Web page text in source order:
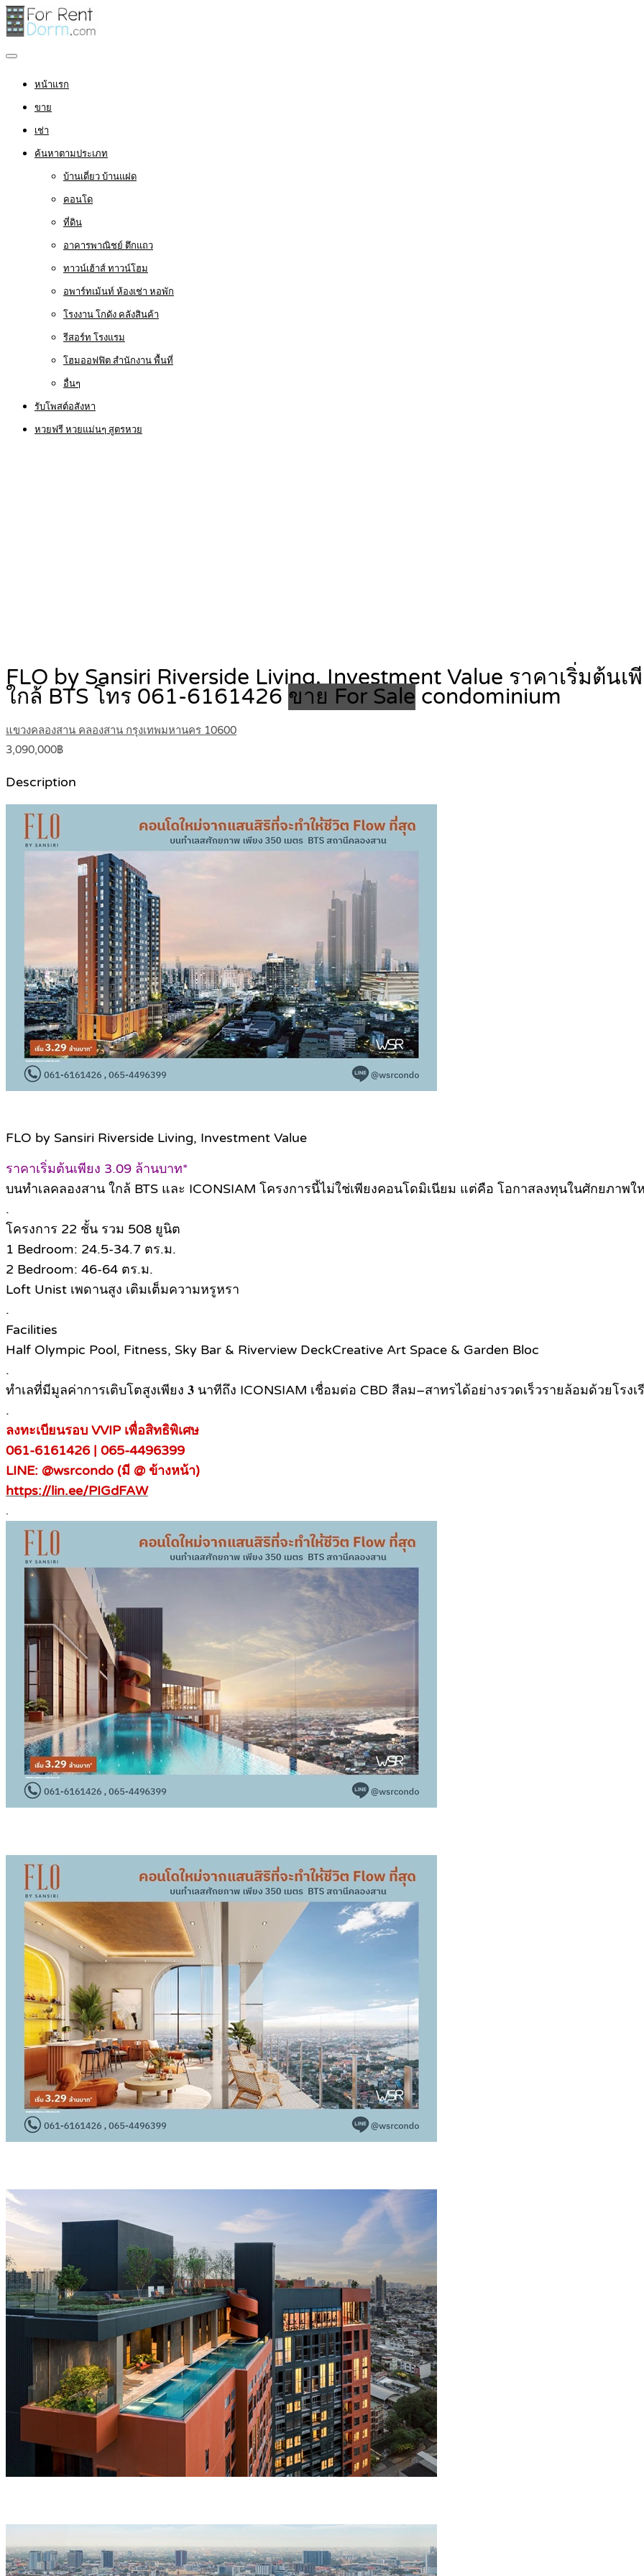
หน้าแรก
ขาย
เช่า
ค้นหาตามประเภท
บ้านเดี่ยว บ้านแฝด
คอนโด
ที่ดิน
อาคารพาณิชย์ ตึกแถว
ทาวน์เฮ้าส์ ทาวน์โฮม
อพาร์ทเม้นท์ ห้องเช่า หอพัก
โรงงาน โกดัง คลังสินค้า
รีสอร์ท โรงแรม
โฮมออฟฟิต สำนักงาน พื้นที่
อื่นๆ
รับโพสต์อสังหา
หวยฟรี หวยแม่นๆ สูตรหวย
FLO by Sansiri Riverside Living, Investment Value ราคาเริ่มต้น
ใกล้ BTS โทร 061-6161426 ขาย For Sale condominium
แขวงคลองสาน คลองสาน กรุงเทพมหานคร 10600
3,090,000฿
Description
FLO by Sansiri Riverside Living, Investment Value
ราคาเริ่มต้นเพียง 3.09 ล้านบาท*
บนทำเลคลองสาน ใกล้ BTS และ ICONSIAM โครงการนี้ไม่ใช่เพียงคอนโดมิเนียม แต่คือ โอกาสลงทุนในศักยภาพใ
.
โครงการ 22 ชั้น รวม 508 ยูนิต
1 Bedroom: 24.5-34.7 ตร.ม.
2 Bedroom: 46-64 ตร.ม.
Loft Unist เพดานสูง เติมเต็มความหรูหรา
.
Facilities
Half Olympic Pool, Fitness, Sky Bar & Riverview DeckCreative Art Space & Garden Bloc
.
ทำเลที่มีมูลค่าการเติบโตสูงเพียง 𝟑 นาทีถึง ICONSIAM เชื่อมต่อ CBD สีลม–สาทรได้อย่างรวดเร็วรายล้อมด้วยโรง
.
ลงทะเบียนรอบ VVIP เพื่อสิทธิพิเศษ
061-6161426 | 065-4496399
LINE: @wsrcondo (มี @ ข้างหน้า)
https://lin.ee/PIGdFAW
.